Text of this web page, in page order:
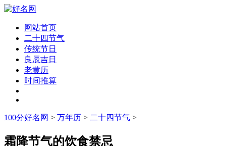
网站首页
二十四节气
传统节日
良辰吉日
老黄历
时间推算
100分好名网 > 万年历 > 二十四节气 >
霜降节气的饮食禁忌